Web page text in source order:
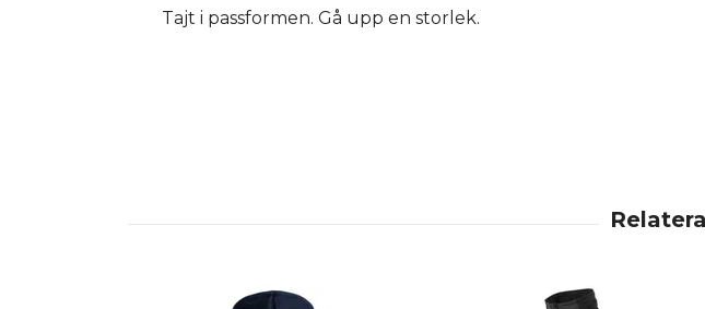
Tajt i passformen. Gå upp en storlek.